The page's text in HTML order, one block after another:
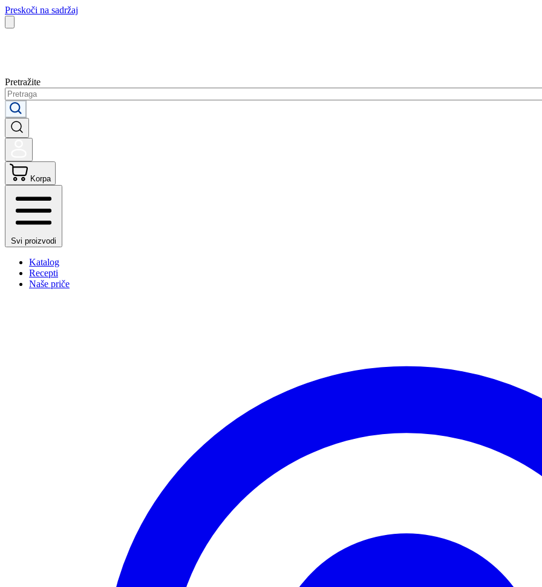
Preskoči na sadržaj
Pretražite
Korpa
Svi proizvodi
Katalog
Recepti
Naše priče